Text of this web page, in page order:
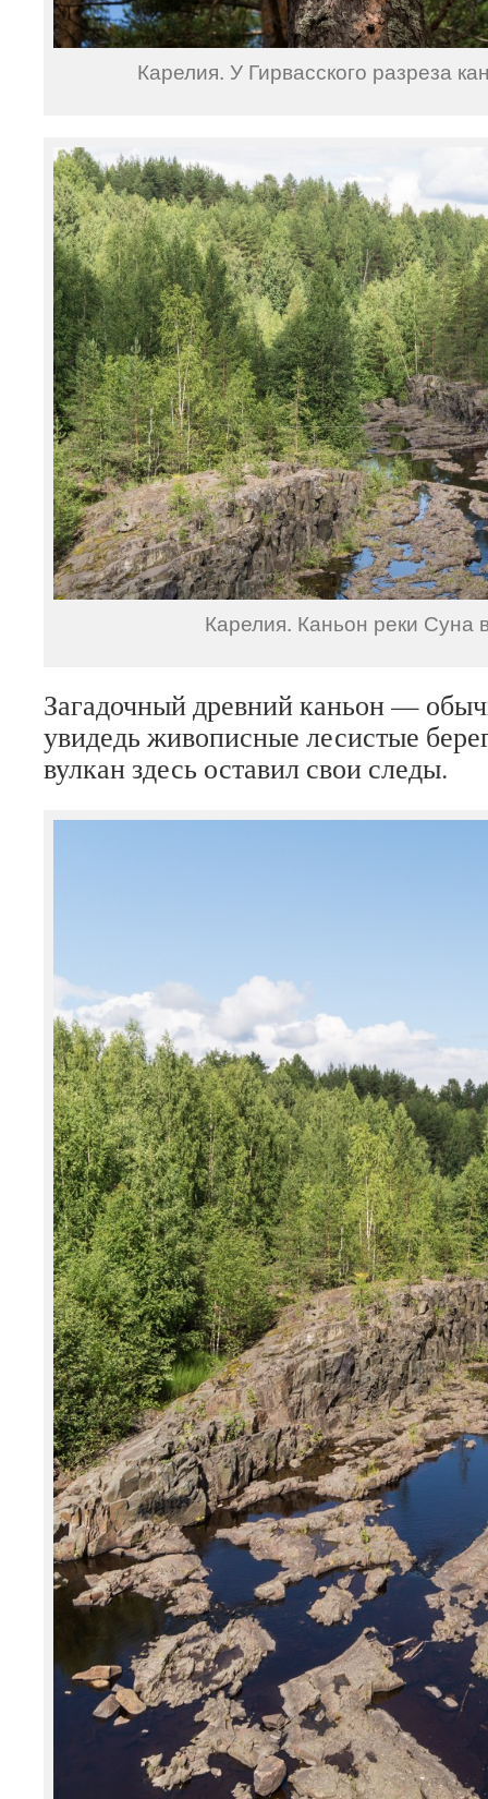
Карелия. У Гирвасского разреза
Карелия. Каньон реки Суна
Загадочный древний каньон —
увидедь живописные лесистые
вулкан здесь оставил свои следы.